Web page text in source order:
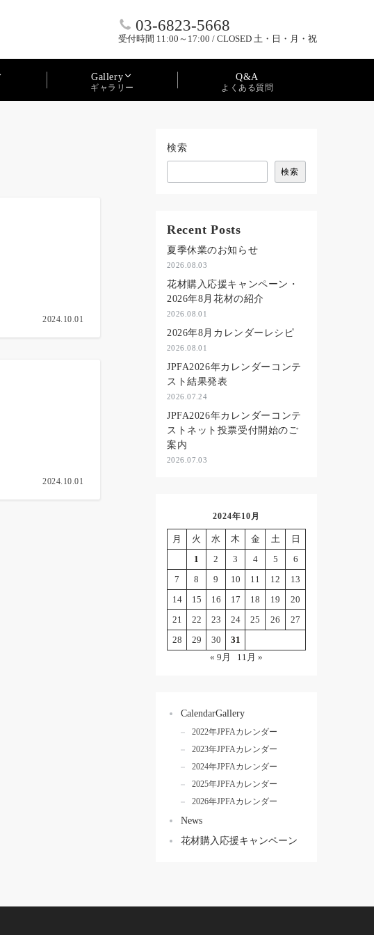
03-6823-5668
受付時間 11:00～17:00 / CLOSED 土・日・月・祝
Gallery
ギャラリー
Q&A
よくある質問
2024.10.01
2024.10.01
検索
検索
Recent Posts
夏季休業のお知らせ
2026.08.03
花材購入応援キャンペーン・
2026年8月花材の紹介
2026.08.01
2026年8月カレンダーレシピ
2026.08.01
JPFA2026年カレンダーコンテ
スト結果発表
2026.07.24
JPFA2026年カレンダーコンテ
ストネット投票受付開始のご
案内
2026.07.03
2024年10月
月 火 水 木 金 土
日
1
2 3 4 5
6
7
8 9 10 11 12
13
14
15 16 17 18 19
20
21
22 23 24 25 26
27
28
29 30
31
« 9月
11月 »
CalendarGallery
2022年JPFAカレンダー
2023年JPFAカレンダー
2024年JPFAカレンダー
2025年JPFAカレンダー
2026年JPFAカレンダー
News
花材購入応援キャンペーン